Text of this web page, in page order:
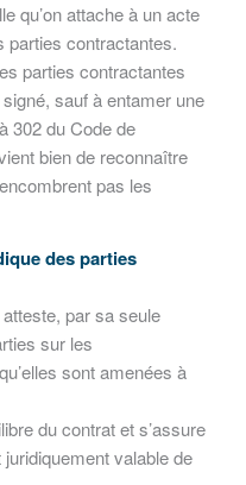
qu’on attache à un acte
parties contractantes.
parties contractantes
sauf à entamer une
302 du Code de
bien de reconnaître
pas les
des parties
atteste, par sa seule
sur les
sont amenées à
du contrat et s’assure
valable de